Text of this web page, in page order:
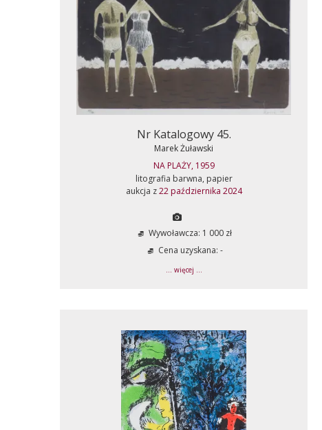
Nr Katalogowy 45.
Marek Żuławski
NA PLAŻY, 1959
litografia barwna, papier
aukcja z22 października 2024
Wywoławcza: 1 000 zł
Cena uzyskana: -
... więcej ...